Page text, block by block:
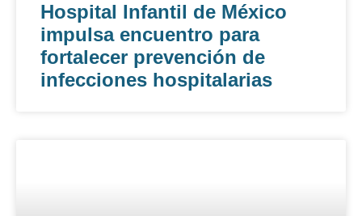
Hospital Infantil de México
impulsa encuentro para
fortalecer prevención de
infecciones hospitalarias